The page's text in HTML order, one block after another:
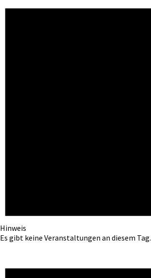
Hinweis
Es gibt keine Veranstaltungen an diesem Tag.